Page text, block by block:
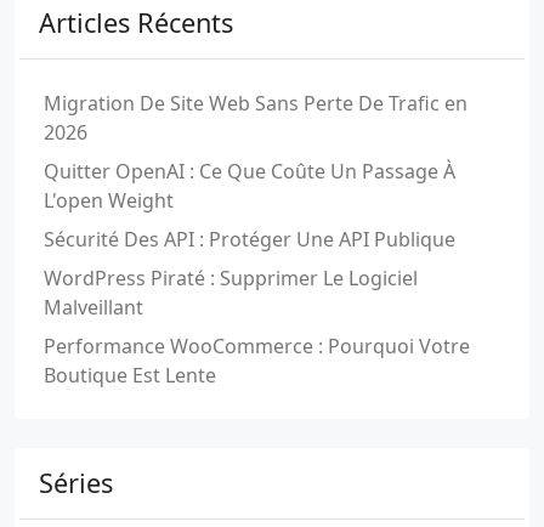
Articles Récents
Migration De Site Web Sans Perte De Trafic en
2026
Quitter OpenAI : Ce Que Coûte Un Passage À
L'open Weight
Sécurité Des API : Protéger Une API Publique
WordPress Piraté : Supprimer Le Logiciel
Malveillant
Performance WooCommerce : Pourquoi Votre
Boutique Est Lente
Séries